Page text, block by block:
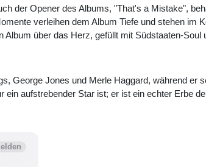
der Opener des Albums, "That's a Mistake",
verleihen dem Album Tiefe und stehen im
über das Herz, gefüllt mit Südstaaten-Soul
George Jones und Merle Haggard, während er
aufstrebender Star ist; er ist ein echter Erbe